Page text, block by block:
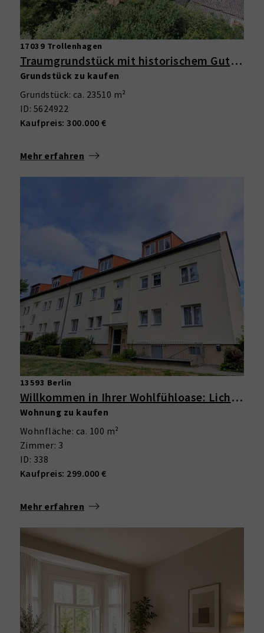
17039 Trollenhagen
Traumgrundstück mit historischem Gutshaus – 23.500 m² Grundstück mit Potenzial in Trollenhagen
Grundstück zu kaufen
Grundstück: ca. 23510 m²
ID: 5624922
Kaufpreis: 300.000 €
Mehr erfahren
13593 Berlin
Willkommen in Ihrer Wohlfühloase: Lichtdurchflutete 3-Zimmer-Wohnung im Grünen mit Balkon
Wohnung zu kaufen
Wohnfläche: ca. 100 m²
Zimmer: 3
ID: 338
Kaufpreis: 299.000 €
Mehr erfahren